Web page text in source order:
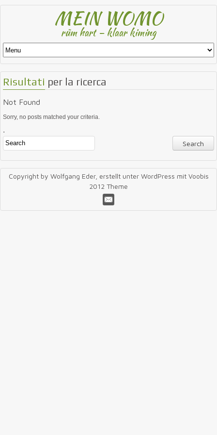
MEIN WOMO
rüm hart – klaar kiming
Risultati per la ricerca
Not Found
Sorry, no posts matched your criteria.
.
Copyright by Wolfgang Eder, erstellt unter WordPress mit Voobis
2012 Theme